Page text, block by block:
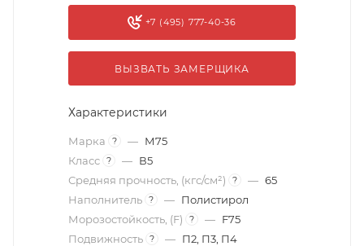
+7 (495) 777-40-36
ВЫЗВАТЬ ЗАМЕРЩИКА
Характеристики
Марка ? — М75
Класс ? — В5
Средняя прочность, (кгс/см²)
? — 65
Наполнитель ? — Полистирол
Морозостойкость, (F)
? — F75
Подвижность ? — П2, П3, П4